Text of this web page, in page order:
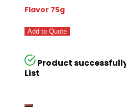
Flavor 75g
Add to Quote
Product
List